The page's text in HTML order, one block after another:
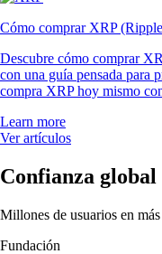
Cómo comprar XRP
Descubre cómo comprar
con una guía pensada para
compra XRP hoy mismo
Learn more
Ver artículos
Confianza global
Millones de usuarios en
Fundación